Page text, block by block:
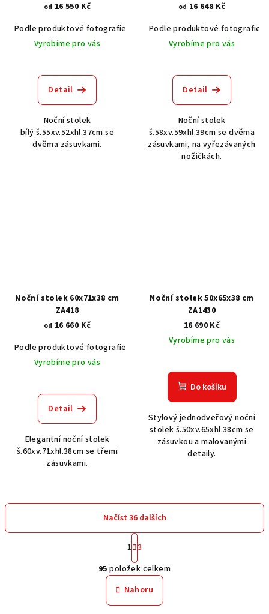
od 16 550 Kč
Podle produktové fotografie
Bílá Bílá s patinou BT9001-A6
Vyrobíme pro vás
Detail
Noční stolek
bílý š.55xv.52xhl.37cm se
dvěma zásuvkami.
od 16 648 Kč
Podle produktové fotografie
Vyrobíme pro vás
Detail
Noční stolek
š.58xv.59xhl.39cm se dvěma
zásuvkami, na vyřezávaných
nožičkách.
Noční stolek 60x71x38 cm
ZA418
od 16 660 Kč
Podle produktové fotografie
Akát vintage BT1551
Vyrobíme pro vás
Detail
Elegantní noční stolek
š.60xv.71xhl.38cm se třemi
zásuvkami.
Noční stolek 50x65x38 cm
ZA1430
16 690 Kč
Vyrobíme pro vás
Do košíku
Stylový jednodveřový noční
stolek š.50xv.65xhl.38cm se
zásuvkou a malovanými
detaily.
O
v
l
á
Načíst 36 dalších
S
t
r
á
n
k
o
1 3
95 položek celkem
Nahoru